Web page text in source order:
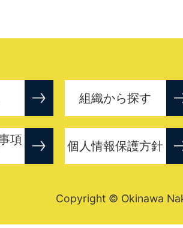
組織から探す
項
個人情報保護方針
Copyright © Okinawa